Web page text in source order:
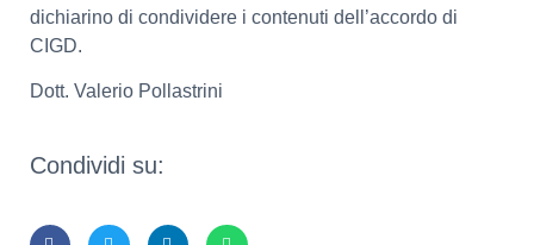
dichiarino di condividere i contenuti dell’accordo di
CIGD.
Dott. Valerio Pollastrini
Condividi su: